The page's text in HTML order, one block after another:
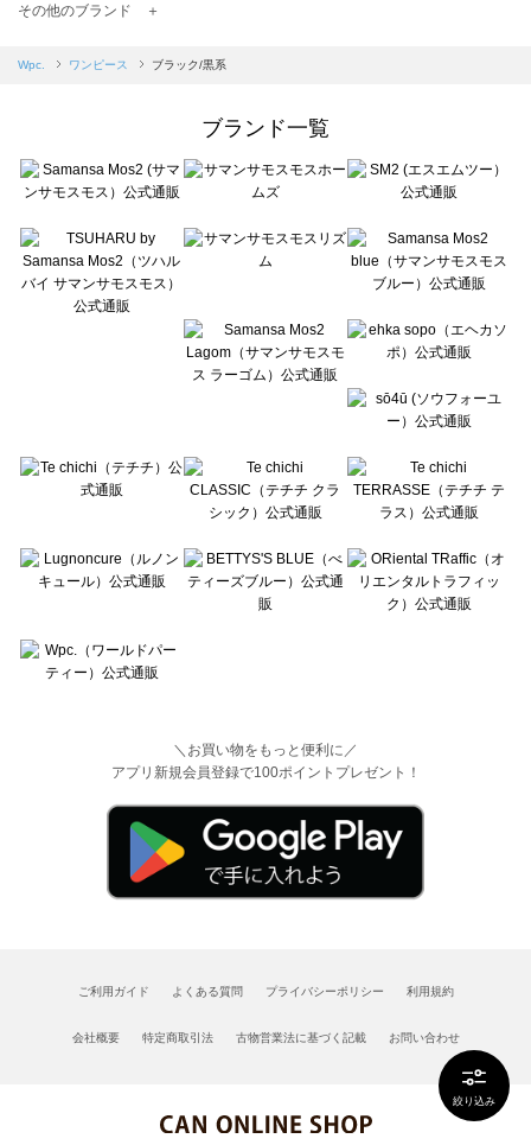
絞り込み
TSUHARU by Samansa Mos2（ツハルバイサマンサモスモス）のワンピース一覧
Samansa Mos2 blue（サマンサモスモス ブルー）のワンピース一覧
sō4ū（ソウフォーユー）のワンピース一覧
Te chichi（テチチ）のワンピース一覧
Te chichi CLASSIC（テチチ クラシック）のワンピース一覧
Lugnoncure（ルノンキュール）のワンピース一覧
BETTY'S BLUE（べティーズブルー）のワンピース一覧
Wpc.（ワールドパーティー）のワンピース一覧
その他のブランド ＋
Wpc. ワンピース ブラック/黒系
ブランド一覧
＼お買い物をもっと便利に／
アプリ新規会員登録で100ポイントプレゼント！
ご利用ガイド よくある質問 プライバシーポリシー 利用規約
会社概要 特定商取引法 古物営業法に基づく記載 お問い合わせ